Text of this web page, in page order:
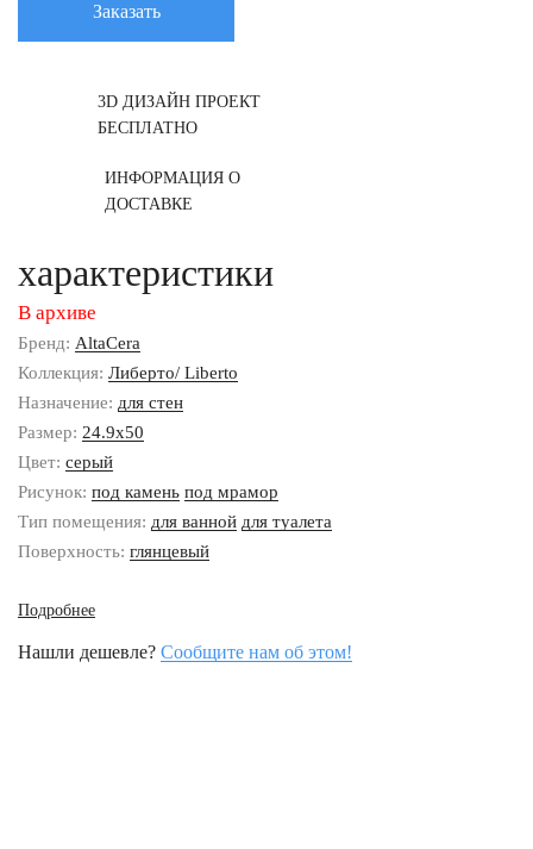
Заказать
3D ДИЗАЙН ПРОЕКТ
БЕСПЛАТНО
ИНФОРМАЦИЯ О
ДОСТАВКЕ
характеристики
В архиве
Бренд: AltaCera
Коллекция: Либерто/ Liberto
Назначение: для стен
Размер: 24.9x50
Цвет: серый
Рисунок: под камень под мрамор
Тип помещения: для ванной для туалета
Поверхность: глянцевый
Подробнее
Нашли дешевле? Сообщите нам об этом!